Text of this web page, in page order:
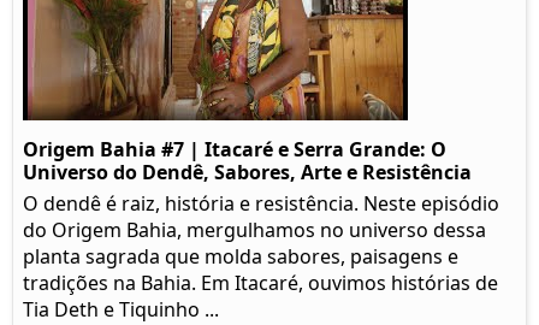
Origem Bahia #7 | Itacaré e Serra Grande: O
Universo do Dendê, Sabores, Arte e Resistência
O dendê é raiz, história e resistência. Neste episódio
do Origem Bahia, mergulhamos no universo dessa
planta sagrada que molda sabores, paisagens e
tradições na Bahia. Em Itacaré, ouvimos histórias de
Tia Deth e Tiquinho ...